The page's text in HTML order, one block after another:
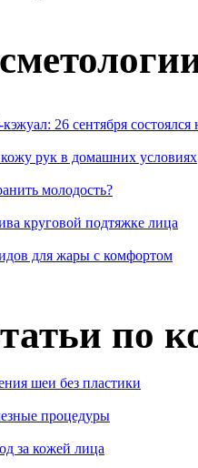
26 сентября
рук в домашних условиях
молодость?
круговой подтяжке лица
для жары с комфортом
по
шеи без пластики
процедуры
за кожей лица